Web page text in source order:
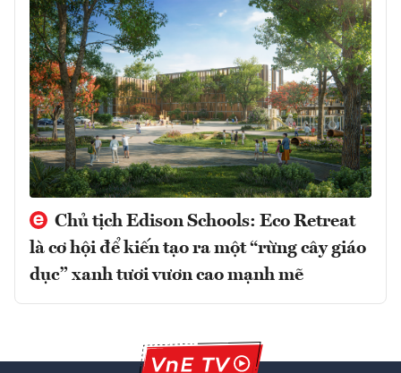
Chủ tịch Edison Schools: Eco Retreat
là cơ hội để kiến tạo ra một “rừng cây giáo
dục” xanh tươi vươn cao mạnh mẽ